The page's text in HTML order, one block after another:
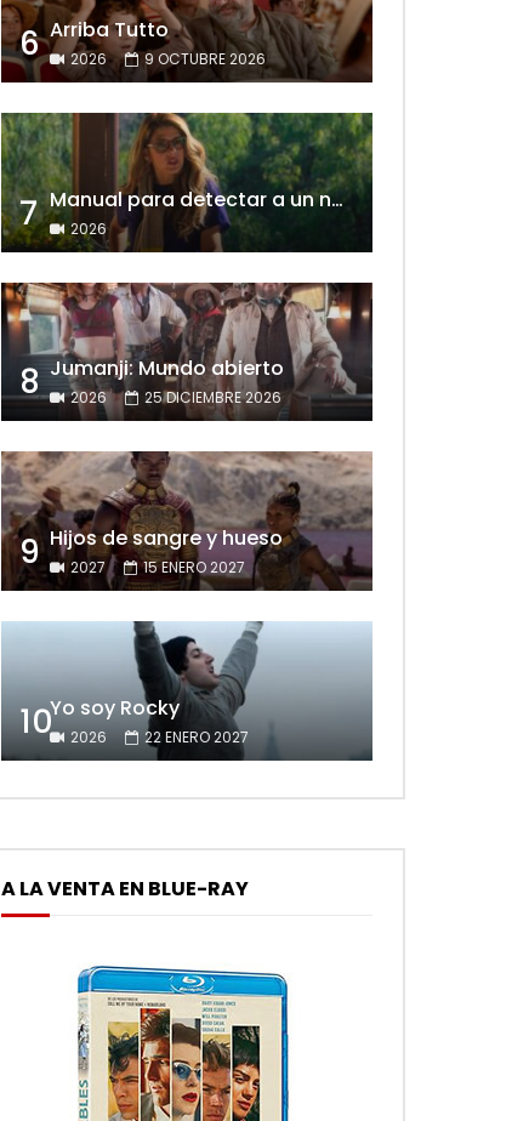
6 Arriba Tutto
2026 9 OCTUBRE 2026
7 Manual para detectar a un narcisista
2026
8 Jumanji: Mundo abierto
2026 25 DICIEMBRE 2026
9 Hijos de sangre y hueso
2027 15 ENERO 2027
10Yo soy Rocky
2026 22 ENERO 2027
A LA VENTA EN BLUE-RAY